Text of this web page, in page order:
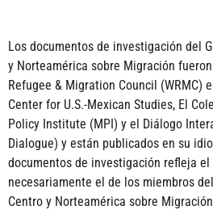
Los documentos de investigación del
y Norteamérica sobre Migración
Refugee & Migration Council (WRMC)
Center for U.S.-Mexican Studies, El
Policy Institute (MPI) y el Diálogo
Dialogue) y están publicados en su
documentos de investigación refleja
necesariamente el de los miembros
Centro y Norteamérica sobre